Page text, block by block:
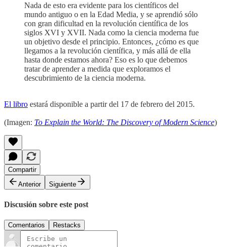
Nada de esto era evidente para los científicos del
mundo antiguo o en la Edad Media, y se aprendió sólo
con gran dificultad en la revolución científica de los
siglos XVI y XVII. Nada como la ciencia moderna fue
un objetivo desde el principio. Entonces, ¿cómo es que
llegamos a la revolución científica, y más allá de ella
hasta donde estamos ahora? Eso es lo que debemos
tratar de aprender a medida que exploramos el
descubrimiento de la ciencia moderna.
El libro estará disponible a partir del 17 de febrero del 2015.
(Imagen: To Explain the World: The Discovery of Modern Science)
Compartir
Anterior
Siguiente
Discusión sobre este post
Comentarios Restacks